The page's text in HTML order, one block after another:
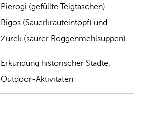
Pierogi (gefüllte Teigtaschen),
Bigos (Sauerkrauteintopf) und
Żurek (saurer Roggenmehlsuppen)
Erkundung historischer Städte,
Outdoor-Aktivitäten